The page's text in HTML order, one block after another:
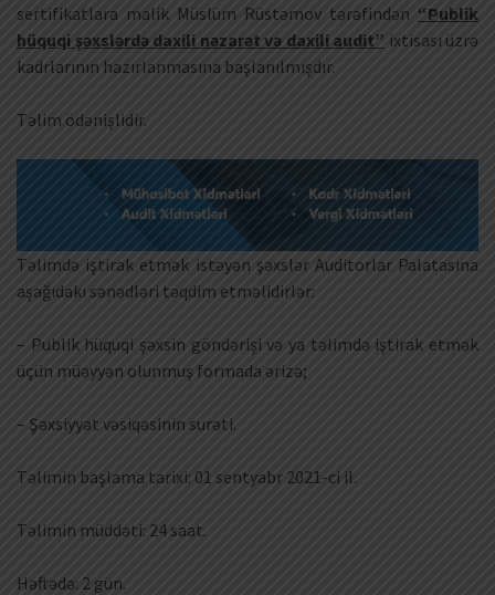
sertifikatlara malik Müslüm Rüstəmov tərəfindən “Publik
hüquqi şəxslərdə daxili nəzarət və daxili audit” ixtisası üzrə
kadrlarının hazırlanmasına başlanılmışdır.
Təlim ödənişlidir.
Təlimdə iştirak etmək istəyən şəxslər Auditorlar Palatasına
aşağıdakı sənədləri təqdim etməlidirlər:
– Publik hüquqi şəxsin göndərişi və ya təlimdə iştirak etmək
üçün müəyyən olunmuş formada ərizə;
– Şəxsiyyət vəsiqəsinin surəti.
Təlimin başlama tarixi: 01 sentyabr 2021-ci il.
Təlimin müddəti: 24 saat.
Həftədə: 2 gün.